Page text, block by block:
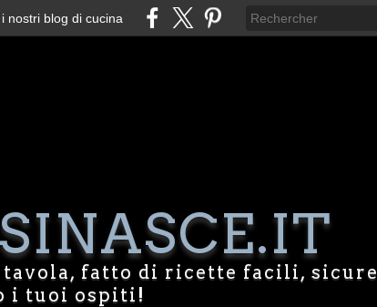
nostri blog di cucina
tavola, fatto di ricette facili, sicure
i tuoi ospiti!